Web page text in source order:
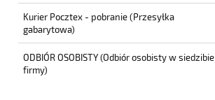
Kurier Pocztex - pobranie(Przesyłka
gabarytowa)
ODBIÓR OSOBISTY(Odbiór osobisty w siedzibie
firmy)